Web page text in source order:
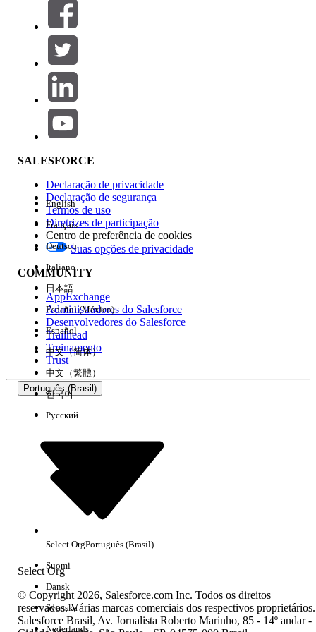
Filtros (0)
SELECIONAR FILTROS
Área de produtos
Impacto do recurso
Edição
Experiência
Sem resultados
SALESFORCE
Declaração de privacidade
Declaração de segurança
Termos de uso
Diretrizes de participação
Centro de preferência de cookies
Suas opções de privacidade
COMMUNITY
AppExchange
Administradores do Salesforce
Desenvolvedores do Salesforce
Trailhead
Treinamento
Trust
Português (Brasil)
Select Org
English
Français
Deutsch
Italiano
日本語
Español (México)
Español
中文（简体）
中文（繁體）
한국어
Русский
Select OrgPortuguês (Brasil)
Suomi
Dansk
Svenska
Nederlands
© Copyright 2026, Salesforce.com Inc. Todos os direitos
reservados. Várias marcas comerciais dos respectivos proprietários.
Salesforce Brasil, Av. Jornalista Roberto Marinho, 85 - 14º andar -